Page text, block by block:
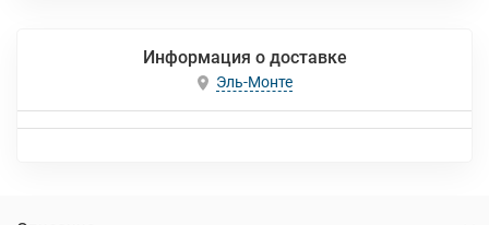
Информация о доставке
Эль-Монте